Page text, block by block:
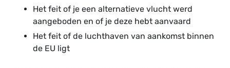
Het feit of je een alternatieve vlucht werd
aangeboden en of je deze hebt aanvaard
Het feit of de luchthaven van aankomst binnen
de EU ligt